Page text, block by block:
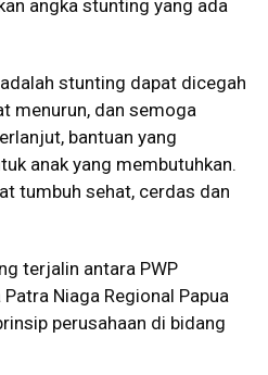
angka stunting yang ada
stunting dapat dicegah
menurun, dan semoga
bantuan yang
anak yang membutuhkan.
tumbuh sehat, cerdas dan
terjalin antara PWP
Niaga Regional Papua
perusahaan di bidang